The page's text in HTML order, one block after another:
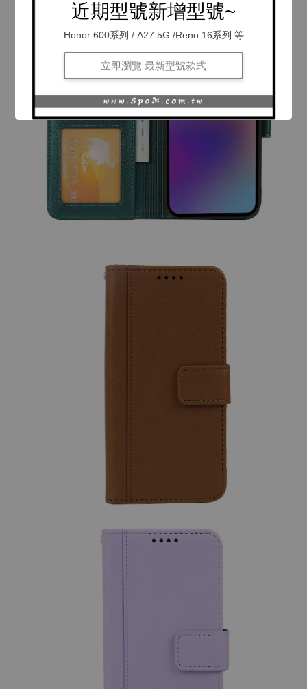
近期型號新增型號~
Honor 600系列 / A27 5G /Reno 16系列.等
立即瀏覽 最新型號款式